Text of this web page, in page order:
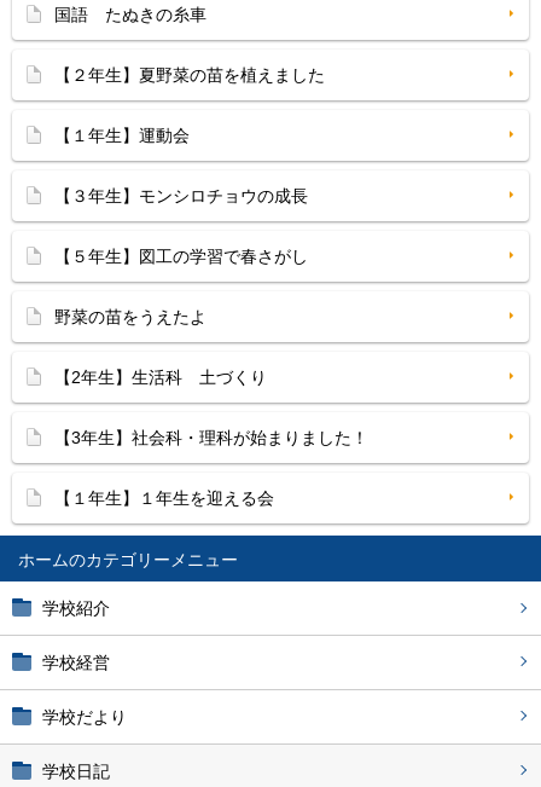
ホーム
学校紹介
学校経営
学校だより
学校日記
国語 たぬきの糸車
【２年生】夏野菜の苗を植えました
【１年生】運動会
【３年生】モンシロチョウの成長
【５年生】図工の学習で春さがし
野菜の苗をうえたよ
【2年生】生活科 土づくり
【3年生】社会科・理科が始まりました！
【１年生】１年生を迎える会